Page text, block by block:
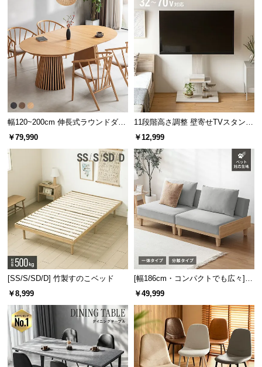
幅120~200cm 伸長式ラウンドダイ
ニングテーブル 6人掛け 天然木突
￥79,990
11段階高さ調整 壁寄せTVスタンド
キャスター付き 上下左右角度調節
￥12,999
[SS/S/SD/D] 竹製すのこベッド
￥8,999
[幅186cm・コンパクトでも広々] 3
人掛けソファベッド リクライニン
￥49,999